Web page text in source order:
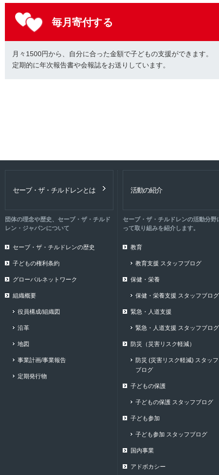
毎月寄付する
月々1500円から、自分に合った金額で子どもの支援ができます。
定期的に年次報告書や会報誌をお送りしています。
セーブ・ザ・チルドレンとは
団体の理念や歴史、セーブ・ザ・チルド
レン・ジャパンについて
セーブ・ザ・チルドレンの歴史
子どもの権利条約
グローバルネットワーク
組織概要
役員構成/組織図
沿革
地図
事業計画/事業報告
定期発行物
活動の紹介
セーブ・ザ・チルドレンの活動分野
って取り組みを紹介します。
教育
教育支援 スタッフブログ
保健・栄養
保健・栄養支援 スタッフブログ
緊急・人道支援
緊急・人道支援 スタッフブログ
防災（災害リスク軽減）
防災 (災害リスク軽減) スタッフ
ブログ
子どもの保護
子どもの保護 スタッフブログ
子ども参加
子ども参加 スタッフブログ
国内事業
アドボカシー